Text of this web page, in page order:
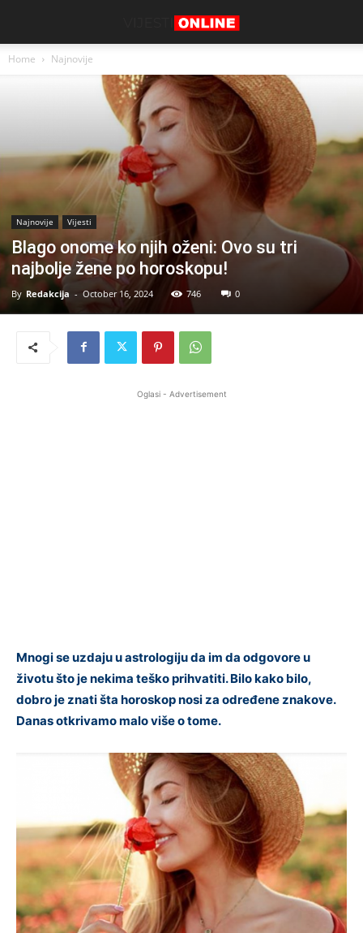
Home Najnovije
Najnovije Vijesti
Blago onome ko njih oženi: Ovo su tri
najbolje žene po horoskopu!
By Redakcija - October 16, 2024 746 0
Oglasi - Advertisement
Mnogi se uzdaju u astrologiju da im da odgovore u
životu što je nekima teško prihvatiti. Bilo kako bilo,
dobro je znati šta horoskop nosi za određene znakove.
Danas otkrivamo malo više o tome.